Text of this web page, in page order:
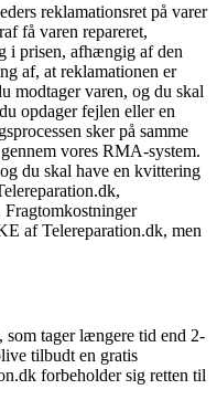
reklamationsret på varer
få varen repareret,
i prisen, afhængig af den
af, at reklamationen er
modtager varen, og du skal
opdager fejlen eller en
sker på samme
vores RMA-system.
du skal have en kvittering
af Telereparation.dk, men
som tager længere tid end 2-
tilbudt en gratis
forbeholder sig retten til